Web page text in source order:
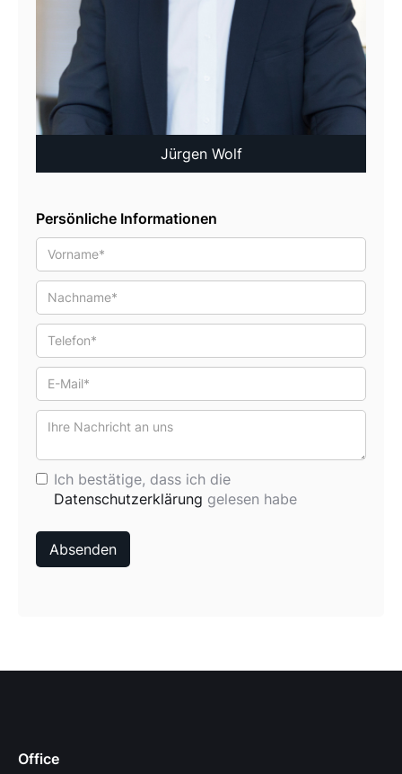
Jürgen Wolf
Persönliche Informationen
Ich bestätige, dass ich die
Datenschutzerklärung gelesen habe
Office